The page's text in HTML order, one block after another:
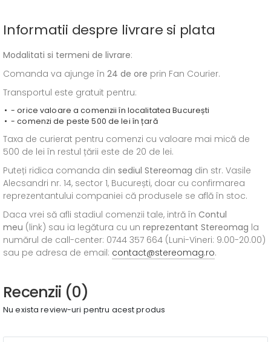
Informatii despre livrare si plata
Modalitati si termeni de livrare:
Comanda va ajunge în 24 de ore prin Fan Courier.
Transportul este gratuit pentru:
- orice valoare a comenzii în localitatea București
- comenzi de peste 500 de lei în țară
Taxa de curierat pentru comenzi cu valoare mai mică de
500 de lei în restul țării este de 20 de lei.
Puteți ridica comanda din sediul Stereomag din str. Vasile
Alecsandri nr. 14, sector 1, București, doar cu confirmarea
reprezentantului companiei că produsele se află în stoc.
Daca vrei să afli stadiul comenzii tale, intră în Contul
meu (link) sau ia legătura cu un reprezentant Stereomag la
numărul de call-center: 0744 357 664 (Luni-Vineri: 9.00-20.00)
sau pe adresa de email: contact@stereomag.ro.
Recenzii (0)
Nu exista review-uri pentru acest produs